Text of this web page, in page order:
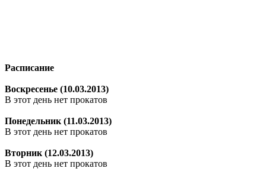
Расписание
Воскресенье (10.03.2013)
В этот день нет прокатов
Понедельник (11.03.2013)
В этот день нет прокатов
Вторник (12.03.2013)
В этот день нет прокатов